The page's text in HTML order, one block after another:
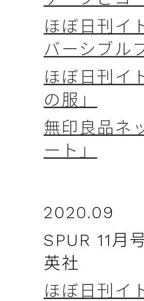
ほぼ日刊イ
バーシブル
ほぼ日刊イ
の服」
無印良品ネ
ート」
2020.09
SPUR 11月
英社
ほぼ日刊イ